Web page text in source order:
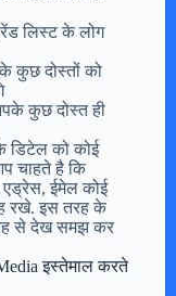
लिस्ट के लोग
कुछ दोस्तों को
कुछ दोस्त ही
को कोई
चाहते है कि
एड्रेस, ईमेल कोई
रखे. इस तरह के
से देख समझ कर
इस्तेमाल करते